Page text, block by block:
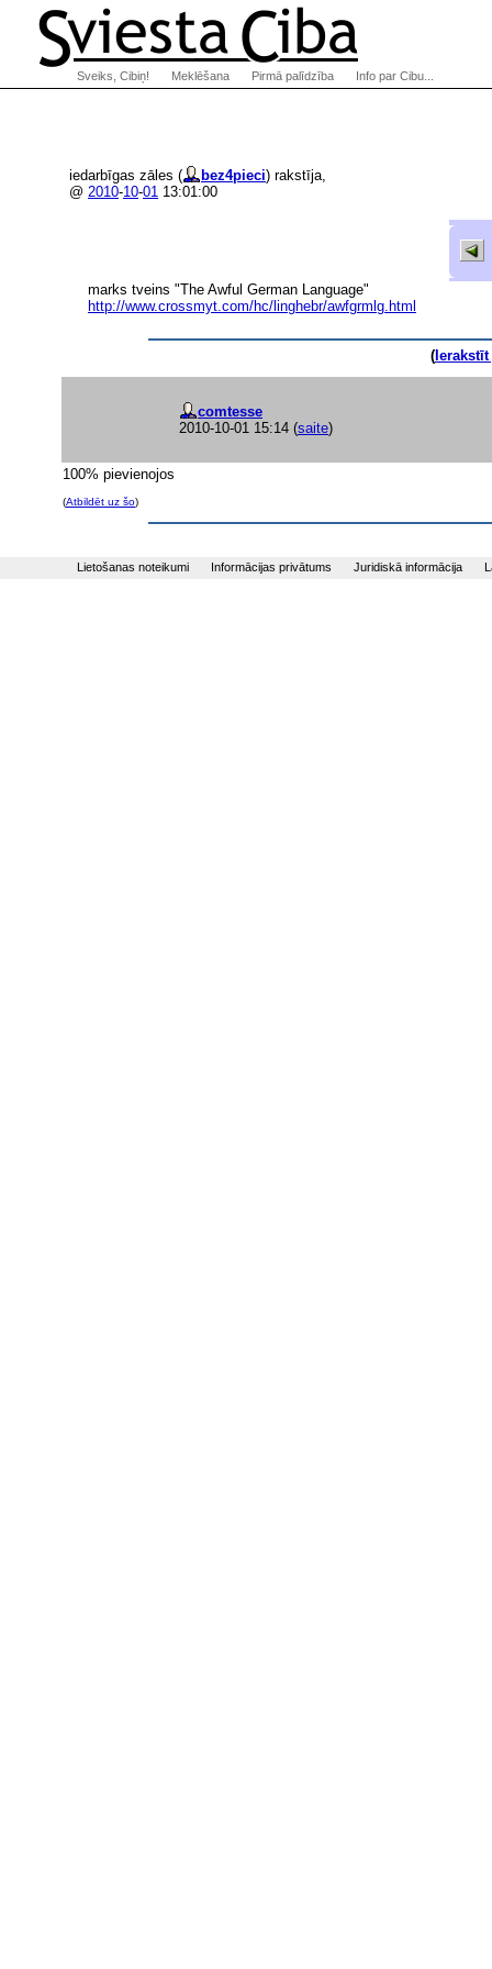
iedarbīgas zāles ( bez4pieci) rakstīja,
@ 2010-10-01 13:01:00
marks tveins "The Awful German Language"
http://www.crossmyt.com/hc/linghebr/awfgrmlg.html
(
comtesse
2010-10-01 15:14 (saite)
100% pievienojos
(Atbildēt uz šo)
Sveiks, Cibiņ! Meklēšana Pirmā palīdzība Info par Cibu...
Lietošanas noteikumi Informācijas privātums Juridiskā informācija